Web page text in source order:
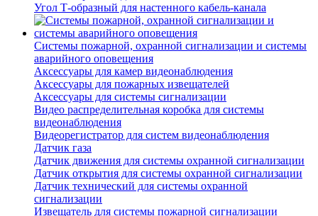
Угол Т-образный для настенного кабель-канала
Системы пожарной, охранной сигнализации и системы
аварийного оповещения
Аксессуары для камер видеонаблюдения
Аксессуары для пожарных извещателей
Аксессуары для системы сигнализации
Видео распределительная коробка для системы
видеонаблюдения
Видеорегистратор для систем видеонаблюдения
Датчик газа
Датчик движения для системы охранной сигнализации
Датчик открытия для системы охранной сигнализации
Датчик технический для системы охранной
сигнализации
Извещатель для системы пожарной сигнализации